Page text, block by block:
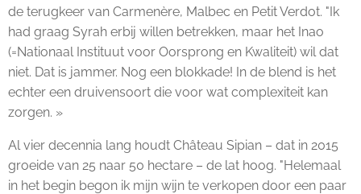
de terugkeer van Carmenère, Malbec en Petit Verdot. "Ik
had graag Syrah erbij willen betrekken, maar het Inao
(=Nationaal Instituut voor Oorsprong en Kwaliteit) wil dat
niet. Dat is jammer. Nog een blokkade! In de blend is het
echter een druivensoort die voor wat complexiteit kan
zorgen. »
Al vier decennia lang houdt Château Sipian – dat in 2015
groeide van 25 naar 50 hectare – de lat hoog. "Helemaal
in het begin begon ik mijn wijn te verkopen door een paar